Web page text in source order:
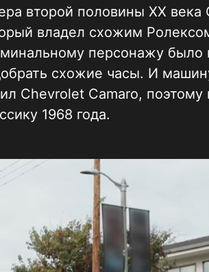
второй половины XX
владел схожим
персонажу было
схожие часы. И
Chevrolet Camaro,
1968 года.